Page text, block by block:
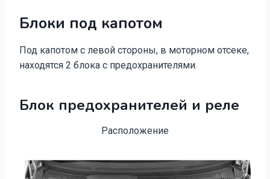
Блоки под капотом
Под капотом с левой стороны, в моторном отсеке,
находятся 2 блока с предохранителями.
Блок предохранителей и реле
Расположение